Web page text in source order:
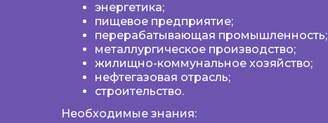
энергетика;
пищевое предприятие;
перерабатывающая промышленность;
металлургическое производство;
жилищно-коммунальное хозяйство;
нефтегазовая отрасль;
строительство.
Необходимые знания: